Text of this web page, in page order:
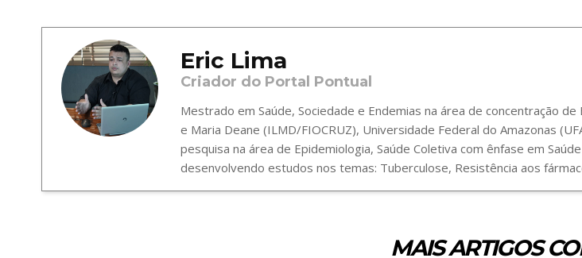
Eric Lima
Criador do Portal Pontual
Mestrado em Saúde, Sociedade e Endemias na área de concentração
e Maria Deane (ILMD/FIOCRUZ), Universidade Federal do Amazonas
pesquisa na área de Epidemiologia, Saúde Coletiva com ênfase em
desenvolvendo estudos nos temas: Tuberculose, Resistência aos
MAIS ARTIGOS